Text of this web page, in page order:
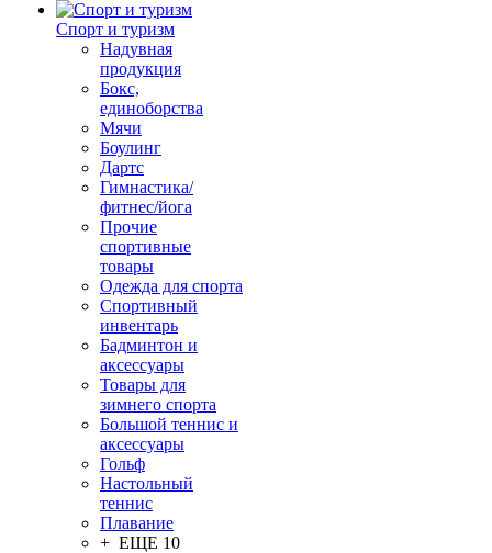
Спорт и туризм
Надувная
продукция
Бокс,
единоборства
Мячи
Боулинг
Дартс
Гимнастика/
фитнес/йога
Прочие
спортивные
товары
Одежда для спорта
Спортивный
инвентарь
Бадминтон и
аксессуары
Товары для
зимнего спорта
Большой теннис и
аксессуары
Гольф
Настольный
теннис
Плавание
+ ЕЩЕ 10